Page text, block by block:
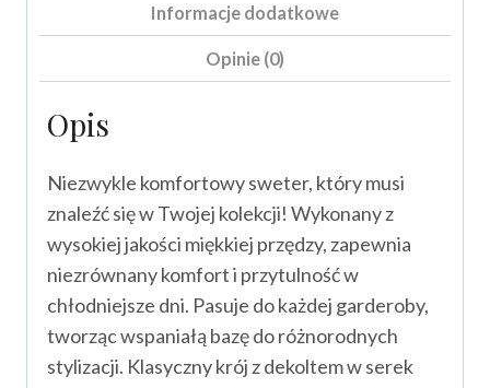
Informacje dodatkowe
Opinie (0)
Opis
Niezwykle komfortowy sweter, który musi
znaleźć się w Twojej kolekcji! Wykonany z
wysokiej jakości miękkiej przędzy, zapewnia
niezrównany komfort i przytulność w
chłodniejsze dni. Pasuje do każdej garderoby,
tworząc wspaniałą bazę do różnorodnych
stylizacji. Klasyczny krój z dekoltem w serek